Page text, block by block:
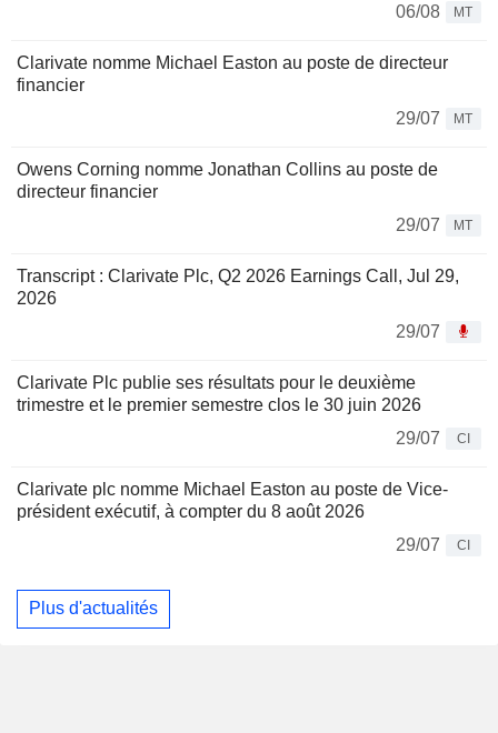
06/08
MT
Clarivate nomme Michael Easton au poste de directeur
financier
29/07
MT
Owens Corning nomme Jonathan Collins au poste de
directeur financier
29/07
MT
Transcript : Clarivate Plc, Q2 2026 Earnings Call, Jul 29,
2026
29/07
Clarivate Plc publie ses résultats pour le deuxième
trimestre et le premier semestre clos le 30 juin 2026
29/07
CI
Clarivate plc nomme Michael Easton au poste de Vice-
président exécutif, à compter du 8 août 2026
29/07
CI
Plus d'actualités